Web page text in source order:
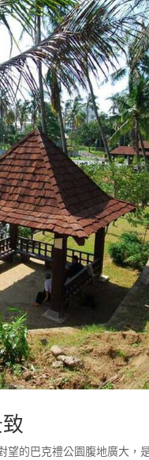
的巴克禮公園腹地廣大，